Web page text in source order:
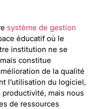
système de gestion
éducatif où le
institution ne se
constitue
de la qualité
l’utilisation du logiciel,
mais nous
de ressources